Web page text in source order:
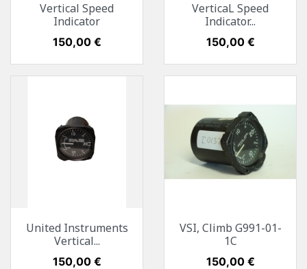
Vertical Speed
Indicator
Preis
150,00 €
VerticaL Speed
Indicator...
Preis
150,00 €
United Instruments
Vertical...
Preis
150,00 €
VSI, Climb G991-01-
1C
Preis
150,00 €